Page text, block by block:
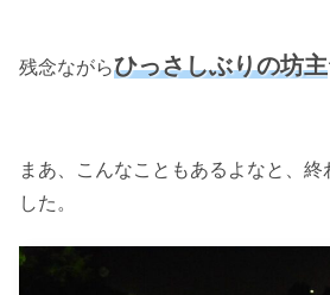
残念ながらひっさしぶりの坊主
まあ、こんなこともあるよなと、終
した。